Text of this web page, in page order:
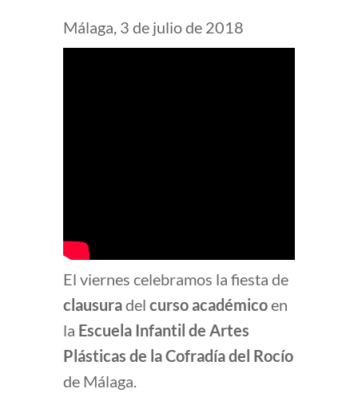
Málaga, 3 de julio de 2018
El viernes celebramos la fiesta de
clausuradel curso académicoen
la Escuela Infantil de Artes
Plásticas de la Cofradía del Rocío
de Málaga.